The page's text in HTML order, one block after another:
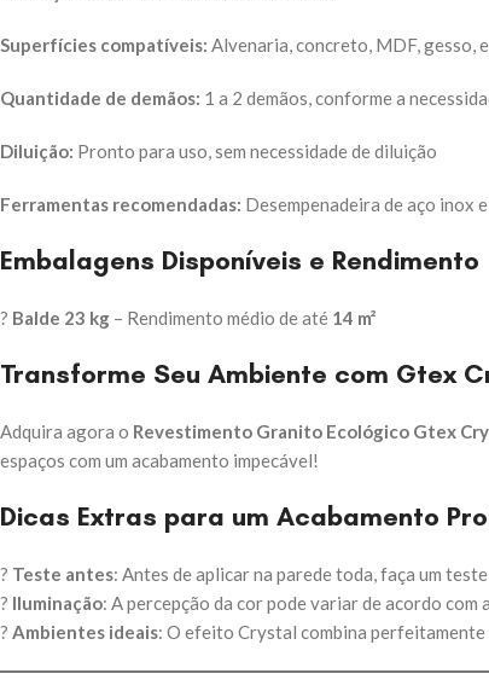
Superfícies compatíveis: Alvenaria, concreto, MDF, gesso,
Quantidade de demãos: 1 a 2 demãos, conforme a
Diluição: Pronto para uso, sem necessidade de diluição
Ferramentas recomendadas: Desempenadeira de aço inox
Embalagens Disponíveis e Rendimento
? Balde 23 kg – Rendimento médio de até 14 m²
Transforme Seu Ambiente com Gtex
Adquira agora o Revestimento Granito Ecológico Gtex
espaços com um acabamento impecável!
Dicas Extras para um Acabamento
? Teste antes: Antes de aplicar na parede toda, faça um
? Iluminação: A percepção da cor pode variar de acordo
? Ambientes ideais: O efeito Crystal combina perfeitamente